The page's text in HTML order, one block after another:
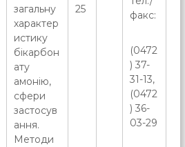
загальну
характер
истику
бікарбон
ату
амонію,
сфери
застосув
ання.
Методи
25
факс:
(0472
) 37-
31-13,
(0472
) 36-
03-29